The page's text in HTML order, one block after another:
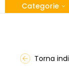
Categorie
Torna